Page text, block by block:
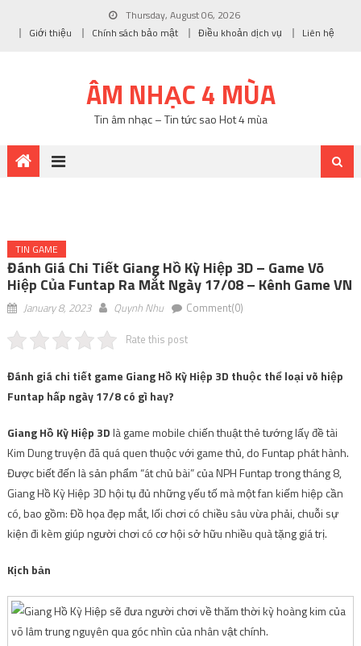
Thursday, August 06, 2026
Giới thiệu
Chính sách bảo mật Điều khoản dịch vụ Liên hệ
ÂM NHẠC 4 MÙA
Tin âm nhạc – Tin tức sao Hot 4 mùa
TIN GAME
Đánh Giá Chi Tiết Giang Hồ Kỳ Hiệp 3D – Game Võ
Hiệp Của Funtap Ra Mắt Ngày 17/08 – Kênh Game VN
January 8, 2023 Quynh Nhu Comment(0)
Rate this post
Đánh giá chi tiết game Giang Hồ Kỳ Hiệp 3D thuộc thể loại võ hiệp
Funtap hấp ngày 17/8 có gì hay?
Giang Hồ Kỳ Hiệp 3Dlà game mobile chiến thuật thẻ tướng lấy đề tài
Kim Dung truyện đã quá quen thuộc với game thủ, do Funtap phát hành.
Được biết đến là sản phẩm “át chủ bài” của NPH Funtap trong tháng 8,
Giang Hồ Kỳ Hiệp 3D hội tụ đủ những yếu tố mà một fan kiếm hiệp cần
có, bao gồm: Đồ họa đẹp mắt, lối chơi có chiều sâu vừa phải, chuỗi sự
kiện đi kèm giúp người chơi có cơ hội sở hữu nhiều quà tặng giá trị.
Kịch bản